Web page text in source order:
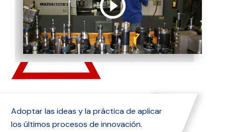
Adoptar las ideas y la práctica de aplicar
los últimos procesos de innovación.